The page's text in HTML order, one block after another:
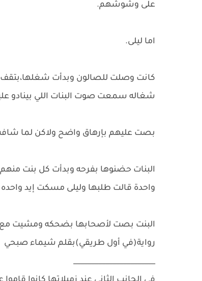
على وشوشهم.
اما ليلى.
كانت وصلت للصالون وبدأت شغلها،بتقف
شغاله سمعت صوت البنات اللي بينادو
بصت عليهم بإرهاق واضح ولاكن لما
البنات حضنوها بفرحه وبدأت كل بنت
واحدة قالت طلبها وليلى مسكت إيد
البنت بصت لأصحابها بضحكه ومشيت مع
رواية(في أول طريقي)بقلم شيماء صبحي
_______________________